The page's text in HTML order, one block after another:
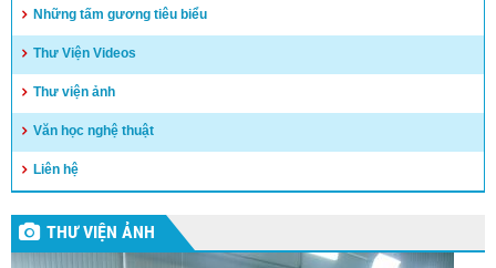
Những tấm gương tiêu biểu
Thư Viện Videos
Thư viện ảnh
Văn học nghệ thuật
Liên hệ
THƯ VIỆN ẢNH